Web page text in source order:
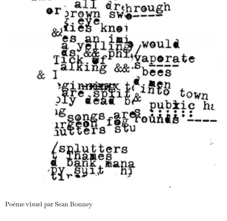
Poème visuel par Sean Bonney